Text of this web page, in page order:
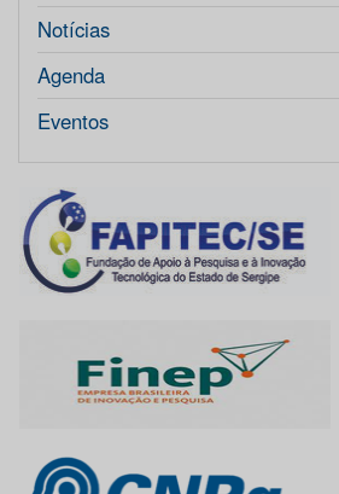
Notícias
Agenda
Eventos